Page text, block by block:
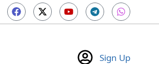
Sign Up